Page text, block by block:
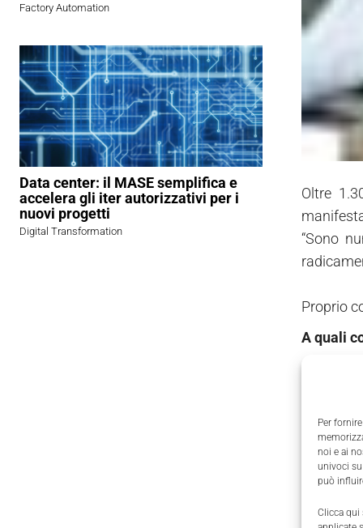
Per
noi e ai
univoci
può
Clicca qui
Factory Automation
Data center: il MASE semplifica e
accelera gli iter autorizzativi per i
nuovi progetti
Digital Transformation
Oltre
“Sono
Proprio
A quali
Ipack-
secca,
una
Ipack-